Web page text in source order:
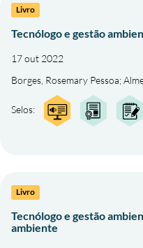
Livro
Tecnólogo e gestão
17 out 2022
Borges, Rosemary Pessoa;
Selos:
Livro
Tecnólogo e gestão
ambiente